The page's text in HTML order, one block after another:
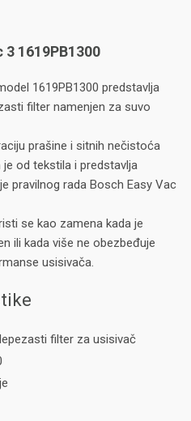
3 1619PB1300
1619PB1300 predstavlja
filter namenjen za suvo
prašine i sitnih nečistoća
od tekstila i predstavlja
pravilnog rada Bosch Easy Vac
se kao zamena kada je
ili kada više ne obezbeđuje
usisivača.
filter za usisivač